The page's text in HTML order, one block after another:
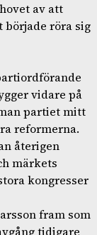
av att
röra sig
vidare på
partiet mitt
reformerna.
återigen
märkets
kongresser
fram som
tidigare